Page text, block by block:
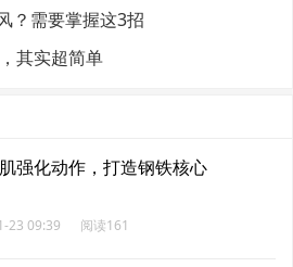
？需要掌握这3招
其实超简单
强化动作，打造钢铁核心
23 09:39 阅读161